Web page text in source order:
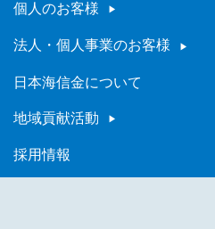
個人のお客様
法人・個人事業のお客様
日本海信金について
地域貢献活動
採用情報